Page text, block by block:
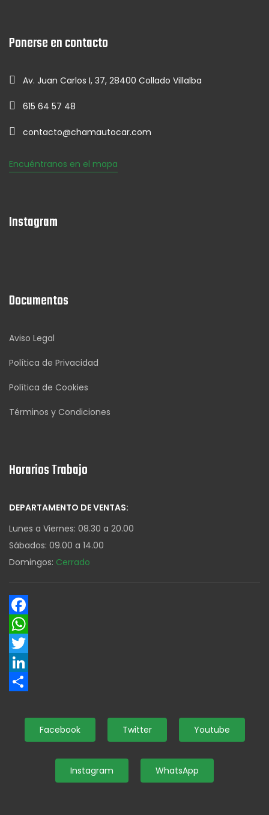
Ponerse en contacto
Av. Juan Carlos I, 37, 28400 Collado Villalba
615 64 57 48
contacto@chamautocar.com
Encuéntranos en el mapa
Instagram
Documentos
Aviso Legal
Política de Privacidad
Política de Cookies
Términos y Condiciones
Horarios Trabajo
DEPARTAMENTO DE VENTAS:
Lunes a Viernes: 08.30 a 20.00
Sábados: 09.00 a 14.00
Domingos: Cerrado
Facebook
WhatsApp
Twitter
LinkedIn
Facebook Twitter Youtube
Instagram WhatsApp